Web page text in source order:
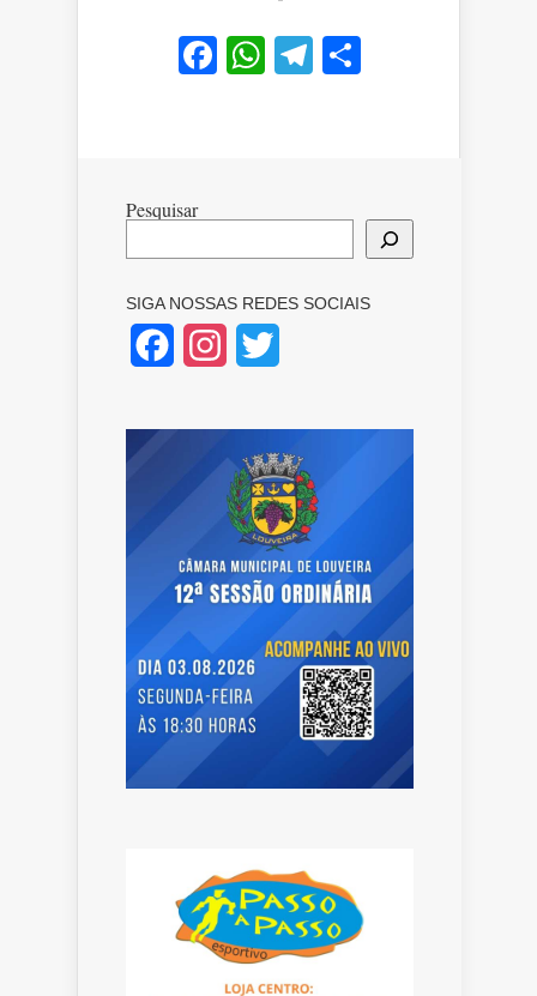
Facebook
WhatsApp
Telegram
Pesquisar
SIGA NOSSAS REDES SOCIAIS
FacebookInstagram